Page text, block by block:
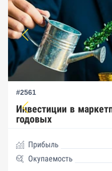
#2561
Инвестиции в
годовых
Прибыль
Окупаемость